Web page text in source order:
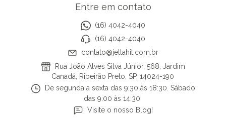
Entre em contato
(16) 4042-4040
(16) 4042-4040
contato@jellahit.com.br
Rua João Alves Silva Júnior, 568, Jardim
Canadá, Ribeirão Preto, SP, 14024-190
De segunda a sexta das 9:30 às 18:30. Sábado
das 9:00 às 14:30.
Visite o nosso Blog!